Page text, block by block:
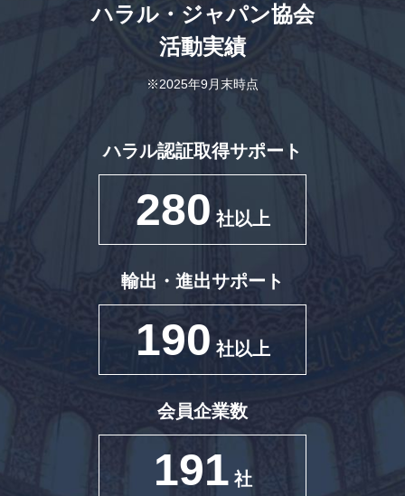
ハラル・ジャパン協会
活動実績
※2025年9月末時点
ハラル認証取得サポート
280 社以上
輸出・進出サポート
190 社以上
会員企業数
191 社